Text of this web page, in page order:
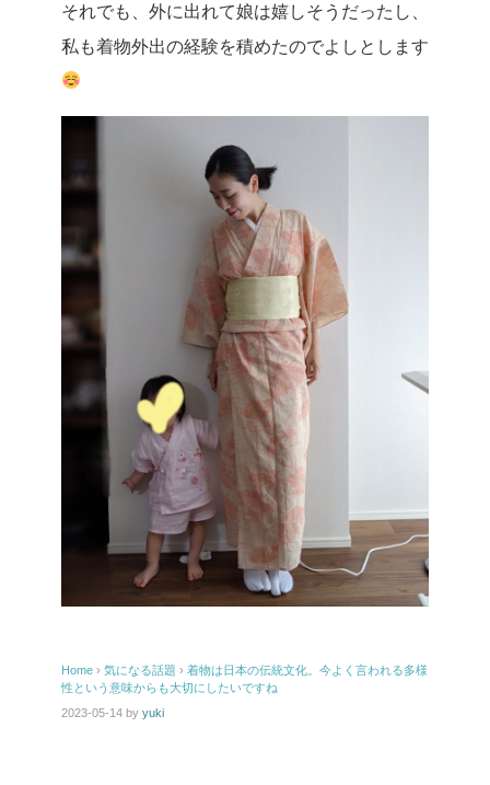
それでも、外に出れて娘は嬉しそうだったし、
私も着物外出の経験を積めたのでよしとします
Home › 気になる話題 › 着物は日本の伝統文化。今よく言われる多様
性という意味からも大切にしたいですね
2023-05-14 by yuki